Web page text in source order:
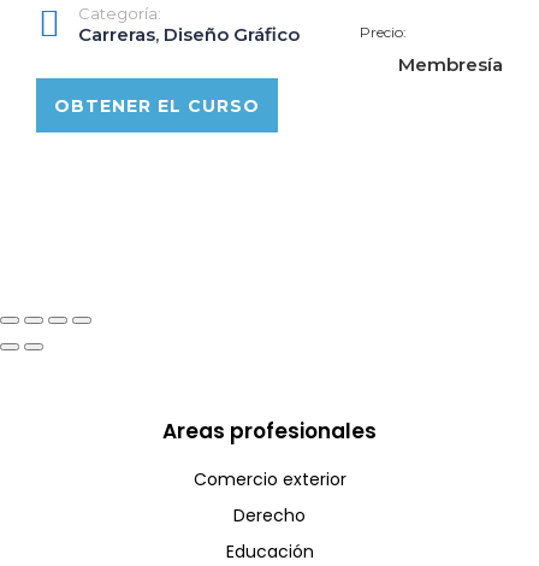
Categoría:
Carreras, Diseño Gráfico Precio:
Membresía
OBTENER EL CURSO
Areas profesionales
Comercio exterior
Derecho
Educación